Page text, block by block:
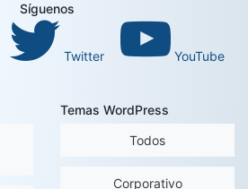
Síguenos
Twitter YouTube
Temas WordPress
Todos
Corporativo